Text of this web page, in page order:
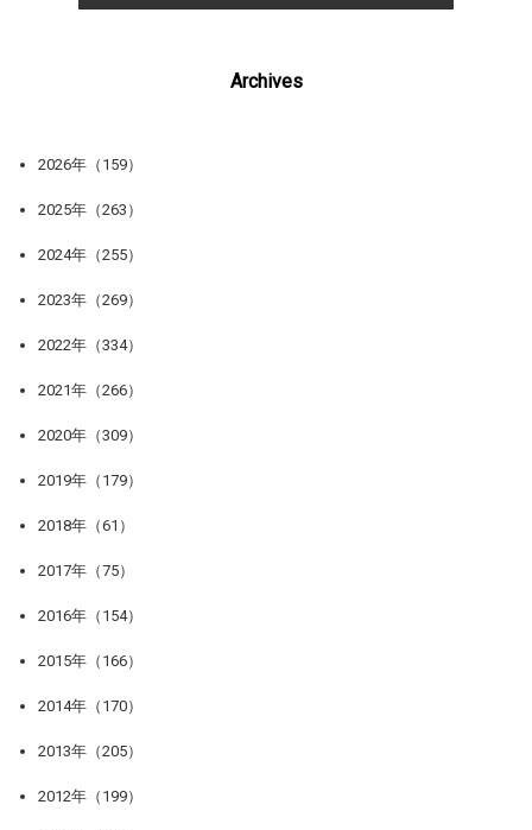
Archives
2026年（159）
2025年（263）
2024年（255）
2023年（269）
2022年（334）
2021年（266）
2020年（309）
2019年（179）
2018年（61）
2017年（75）
2016年（154）
2015年（166）
2014年（170）
2013年（205）
2012年（199）